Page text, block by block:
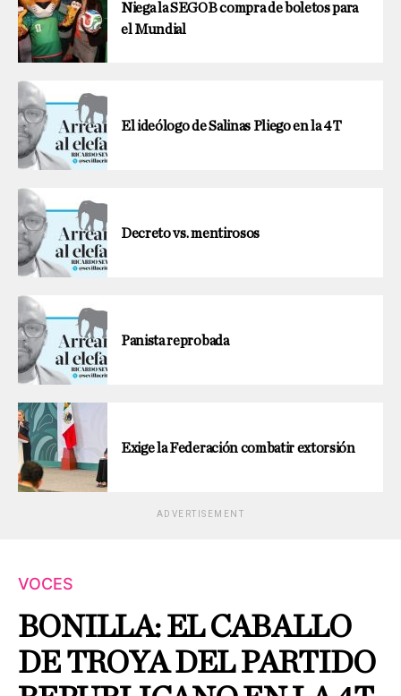
Niega la SEGOB compra de boletos para
el Mundial
El ideólogo de Salinas Pliego en la 4T
Decreto vs. mentirosos
Panista reprobada
Exige la Federación combatir extorsión
ADVERTISEMENT
VOCES
BONILLA: EL CABALLO
DE TROYA DEL PARTIDO